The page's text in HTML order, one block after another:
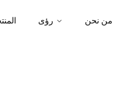
رؤى من نحن